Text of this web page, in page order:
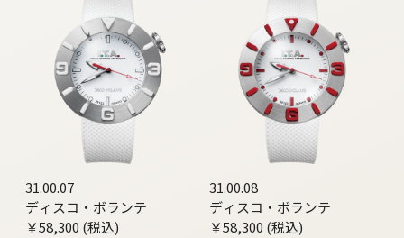
31.00.07
ディスコ・ボランテ
￥58,300 (税込)
31.00.08
ディスコ・ボランテ
￥58,300 (税込)